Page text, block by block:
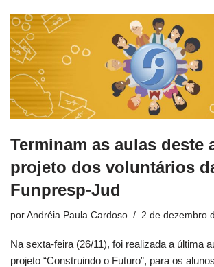
Terminam as aulas deste
projeto dos voluntários
Funpresp-Jud
por Andréia Paula Cardoso 2 de dezembro
Na sexta-feira (26/11), foi realizada a última
projeto “Construindo o Futuro”, para os